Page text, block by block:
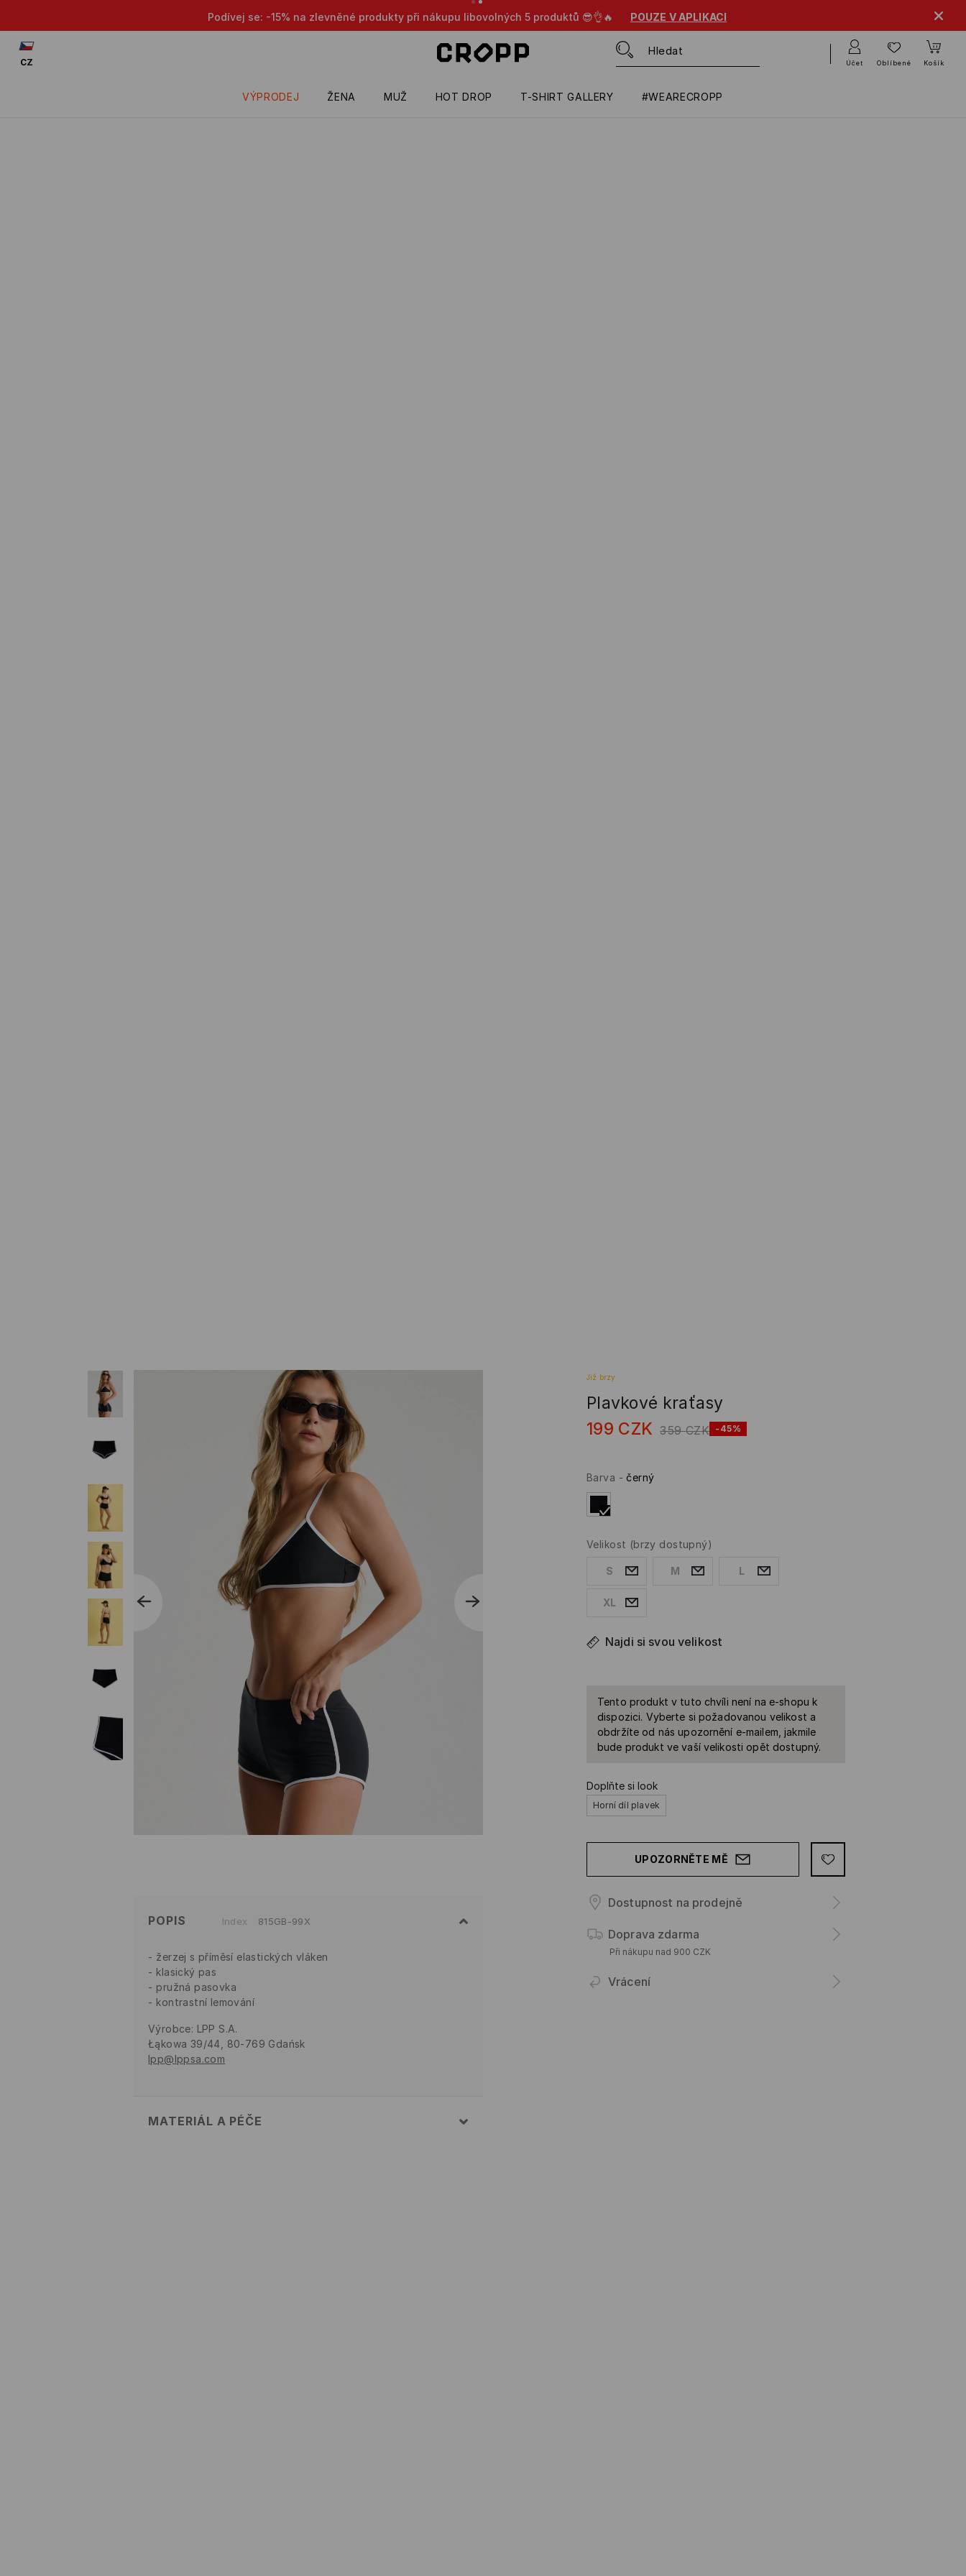
Podívej se: -15% na zlevněné produkty při nákupu libovolných 5 produktů 😎👌🔥 POUZE V APLIKACI
VÝPRODEJ ŽENA MUŽ HOT DROP T-SHIRT GALLERY #WEARECROPP
CZ Účet Oblíbené Košík
Již brzy
Plavkové kraťasy
199 CZK 359 CZK -45%
Barva -černý
Velikost (brzy dostupný)
S M L
XL
Najdi si svou velikost
Tento produkt v tuto chvíli není na e-shopu k
dispozici. Vyberte si požadovanou velikost a
obdržíte od nás upozornění e-mailem, jakmile
bude produkt ve vaší velikosti opět dostupný.
Doplňte si look
Horní díl plavek
UPOZORNĚTE MĚ
Dostupnost na prodejně
Doprava zdarma
Při nákupu nad 900 CZK
Vrácení
POPIS Index 815GB-99X
žerzej s příměsí elastických vláken
klasický pas
pružná pasovka
kontrastní lemování
Výrobce: LPP S.A.
Łąkowa 39/44, 80-769 Gdańsk
lpp@lppsa.com
MATERIÁL A PÉČE